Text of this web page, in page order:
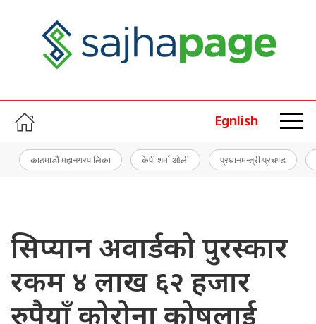
Egnlish
काठमाडौं महानगरपालिका केपी शर्मा ओली प्रधानमन्त्री प्रचण्ड
सिप्यान अवार्डको पुरस्कार
रकम ४ लाख ६२ हजार